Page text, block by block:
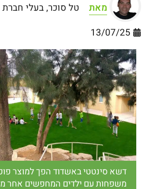
מאת
טל סוכר, בעלי
13/07/25
דשא סינטטי באשדוד הפך למוצר
משפחות עם ילדים המחפשים אחר